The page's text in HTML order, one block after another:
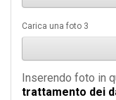
Carica una foto 3
Inserendo foto in
trattamento dei